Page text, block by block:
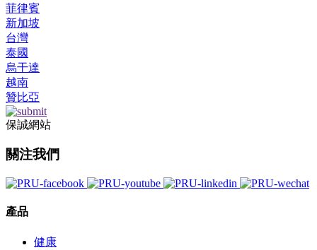
菲律賓
新加坡
台灣
泰國
烏干達
越南
贊比亞
保誠網站
關注我們
產品
健康